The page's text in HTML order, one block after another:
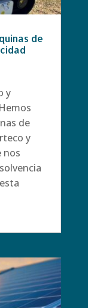
de
y
de
y
nos